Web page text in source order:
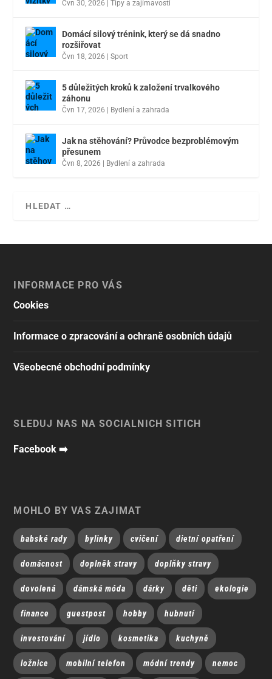
Čvn 30, 2026 |Tipy a zajímavosti
Domácí silový trénink, který se dá snadno
rozšiřovat
Čvn 18, 2026 |Sport
5 důležitých kroků k založení trvalkového
záhonu
Čvn 17, 2026 Bydlení a zahrada
Jak na stěhování? Průvodce bezproblémovým
přesunem
Čvn 8, 2026 Bydlení a zahrada
INFORMACE PRO VÁS
Cookies
Informace o zpracování a ochraně osobních údajů
Všeobecné obchodní podmínky
SLEDUJ NÁS NA SOCIÁLNÍCH SÍTÍCH
Facebook ➡️
MOHLO BY VÁS ZAJÍMAT
babské rady bylinky cvičení dietní opatření
domácnost doplněk stravy doplňky stravy
dovolená dámská móda dárky děti ekologie
finance guestpost hobby hubnutí
investování jídlo kosmetika kuchyně
ložnice mobilní telefon módní trendy nemoc